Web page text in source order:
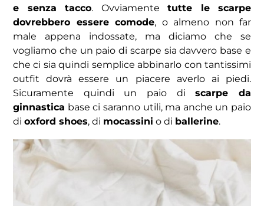
e senza tacco. Ovviamente tutte le scarpe
dovrebbero essere comode, o almeno non far
male appena indossate, ma diciamo che se
vogliamo che un paio di scarpe sia davvero base e
che ci sia quindi semplice abbinarlo con tantissimi
outfit dovrà essere un piacere averlo ai piedi.
Sicuramente quindi un paio discarpe da
ginnastica base ci saranno utili, ma anche un paio
di oxford shoes, di mocassini o di ballerine.